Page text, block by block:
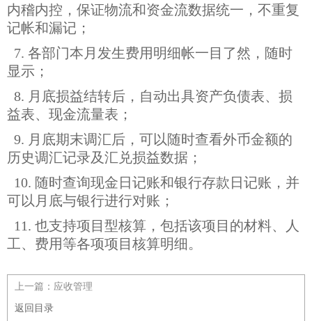
内稽内控，保证物流和资金流数据统一，不重复
记帐和漏记；
7. 各部门本月发生费用明细帐一目了然，随时
显示；
8. 月底损益结转后，自动出具资产负债表、损
益表、现金流量表；
9. 月底期末调汇后，可以随时查看外币金额的
历史调汇记录及汇兑损益数据；
10. 随时查询现金日记账和银行存款日记账，并
可以月底与银行进行对账；
11. 也支持项目型核算，包括该项目的材料、人
工、费用等各项项目核算明细。
上一篇： 应收管理
返回目录